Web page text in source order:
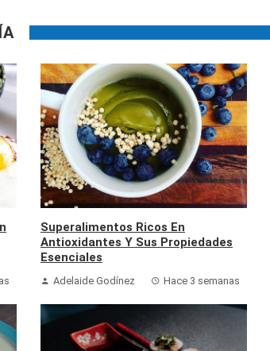
Superalimentos Ricos En
Antioxidantes Y Sus Propiedades
Esenciales
Adelaide Godínez Hace 3 semanas